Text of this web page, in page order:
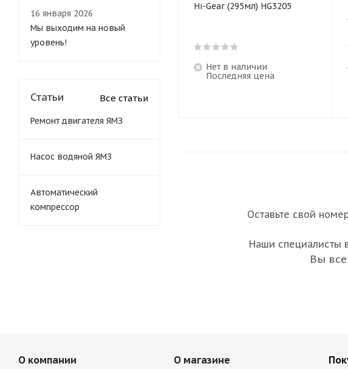
Hi-Gear (295мл) HG3205
Нет в наличии
Последняя цена
Оставьте свой
Наши специалисты
Вы
16 января 2026
Мы выходим на новый
уровень!
Статьи Все статьи
Ремонт двигателя ЯМЗ
Насос водяной ЯМЗ
Автоматический
компрессор
О компании О магазине